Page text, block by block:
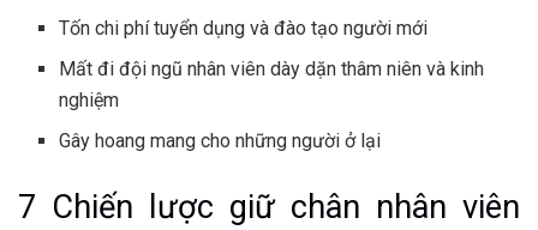
Tốn chi phí tuyển dụng và đào tạo người mới
Mất đi đội ngũ nhân viên dày dặn thâm niên và kinh
nghiệm
Gây hoang mang cho những người ở lại
7 Chiến lược giữ chân nhân viên